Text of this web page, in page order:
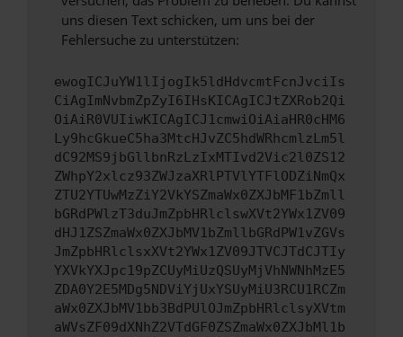
uns diesen Text schicken, um uns bei der
Fehlersuche zu unterstützen:
ewogICJuYW1lIjogIk5ldHdvcmtFcnJvciIs
CiAgImNvbmZpZyI6IHsKICAgICJtZXRob2Qi
OiAiR0VUIiwKICAgICJ1cmwiOiAiaHR0cHM6
Ly9hcGkueC5ha3MtcHJvZC5hdWRhcmlzLm5l
dC92MS9jbGllbnRzLzIxMTIvd2Vic2l0ZS12
ZWhpY2xlcz93ZWJzaXRlPTVlYTFlODZiNmQx
ZTU2YTUwMzZiY2VkYSZmaWx0ZXJbMF1bZmll
bGRdPWlzT3duJmZpbHRlclswXVt2YWx1ZV09
dHJ1ZSZmaWx0ZXJbMV1bZmllbGRdPW1vZGVs
JmZpbHRlclsxXVt2YWx1ZV09JTVCJTdCJTIy
YXVkYXJpc19pZCUyMiUzQSUyMjVhNWNhMzE5
ZDA0Y2E5MDg5NDViYjUxYSUyMiU3RCU1RCZm
aWx0ZXJbMV1bb3BdPUlOJmZpbHRlclsyXVtm
aWVsZF09dXNhZ2VTdGF0ZSZmaWx0ZXJbMl1b